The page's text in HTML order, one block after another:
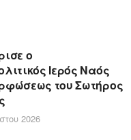
ο
Ιερός Ναός
του Σωτήρος
2026